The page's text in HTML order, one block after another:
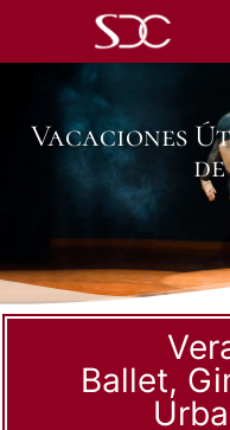
Vacaciones
Ballet,